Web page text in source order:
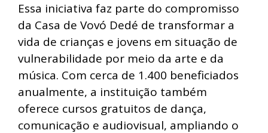
Essa iniciativa faz parte do compromisso
da Casa de Vovó Dedé de transformar a
vida de crianças e jovens em situação de
vulnerabilidade por meio da arte e da
música. Com cerca de 1.400 beneficiados
anualmente, a instituição também
oferece cursos gratuitos de dança,
comunicação e audiovisual, ampliando o